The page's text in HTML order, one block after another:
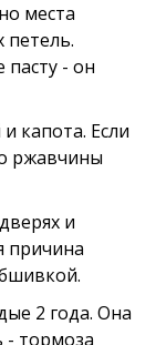
места
петель.
- он
капота. Если
ржавчины
и
причина
2 года. Она
- тормоза